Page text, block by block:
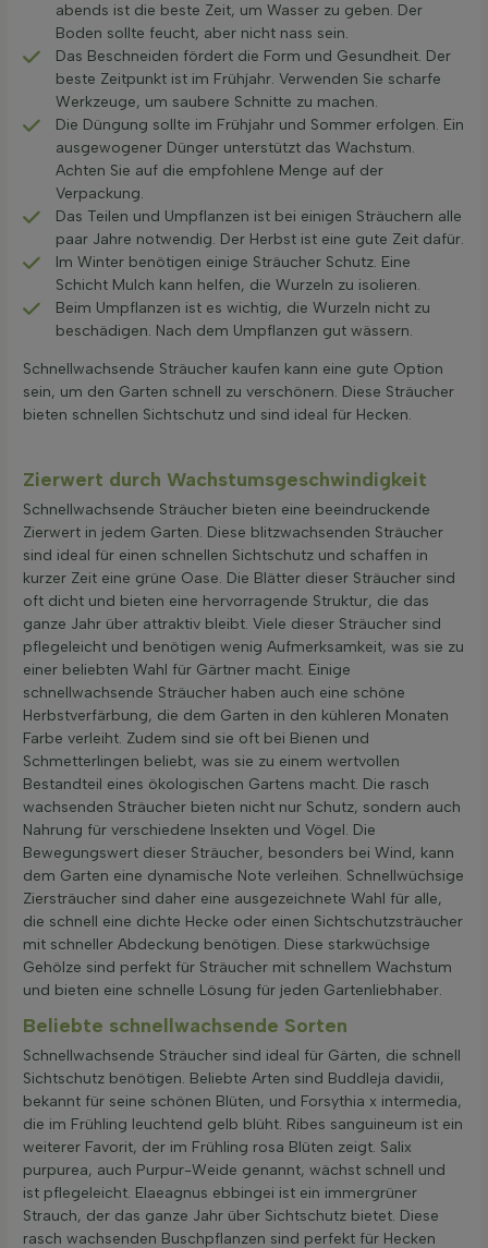
abends ist die beste Zeit, um Wasser zu geben. Der
Boden sollte feucht, aber nicht nass sein.
Das Beschneiden fördert die Form und Gesundheit. Der
beste Zeitpunkt ist im Frühjahr. Verwenden Sie scharfe
Werkzeuge, um saubere Schnitte zu machen.
Die Düngung sollte im Frühjahr und Sommer erfolgen. Ein
ausgewogener Dünger unterstützt das Wachstum.
Achten Sie auf die empfohlene Menge auf der
Verpackung.
Das Teilen und Umpflanzen ist bei einigen Sträuchern alle
paar Jahre notwendig. Der Herbst ist eine gute Zeit dafür.
Im Winter benötigen einige Sträucher Schutz. Eine
Schicht Mulch kann helfen, die Wurzeln zu isolieren.
Beim Umpflanzen ist es wichtig, die Wurzeln nicht zu
beschädigen. Nach dem Umpflanzen gut wässern.
Schnellwachsende Sträucher kaufen kann eine gute Option
sein, um den Garten schnell zu verschönern. Diese Sträucher
bieten schnellen Sichtschutz und sind ideal für Hecken.
Zierwert durch Wachstumsgeschwindigkeit
Schnellwachsende Sträucher bieten eine beeindruckende
Zierwert in jedem Garten. Diese blitzwachsenden Sträucher
sind ideal für einen schnellen Sichtschutz und schaffen in
kurzer Zeit eine grüne Oase. Die Blätter dieser Sträucher sind
oft dicht und bieten eine hervorragende Struktur, die das
ganze Jahr über attraktiv bleibt. Viele dieser Sträucher sind
pflegeleicht und benötigen wenig Aufmerksamkeit, was sie zu
einer beliebten Wahl für Gärtner macht. Einige
schnellwachsende Sträucher haben auch eine schöne
Herbstverfärbung, die dem Garten in den kühleren Monaten
Farbe verleiht. Zudem sind sie oft bei Bienen und
Schmetterlingen beliebt, was sie zu einem wertvollen
Bestandteil eines ökologischen Gartens macht. Die rasch
wachsenden Sträucher bieten nicht nur Schutz, sondern auch
Nahrung für verschiedene Insekten und Vögel. Die
Bewegungswert dieser Sträucher, besonders bei Wind, kann
dem Garten eine dynamische Note verleihen. Schnellwüchsige
Ziersträucher sind daher eine ausgezeichnete Wahl für alle,
die schnell eine dichte Hecke oder einen Sichtschutzsträucher
mit schneller Abdeckung benötigen. Diese starkwüchsige
Gehölze sind perfekt für Sträucher mit schnellem Wachstum
und bieten eine schnelle Lösung für jeden Gartenliebhaber.
Beliebte schnellwachsende Sorten
Schnellwachsende Sträucher sind ideal für Gärten, die schnell
Sichtschutz benötigen. Beliebte Arten sind Buddleja davidii,
bekannt für seine schönen Blüten, und Forsythia x intermedia,
die im Frühling leuchtend gelb blüht. Ribes sanguineum ist ein
weiterer Favorit, der im Frühling rosa Blüten zeigt. Salix
purpurea, auch Purpur-Weide genannt, wächst schnell und
ist pflegeleicht. Elaeagnus ebbingei ist ein immergrüner
Strauch, der das ganze Jahr über Sichtschutz bietet. Diese
rasch wachsenden Buschpflanzen sind perfekt für Hecken